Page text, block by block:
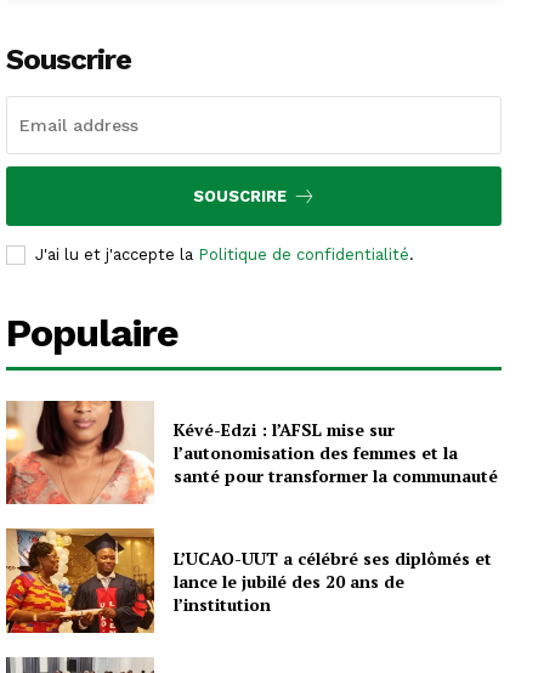
Souscrire
SOUSCRIRE
J'ai lu et j'accepte la Politique de confidentialité.
Populaire
Kévé-Edzi : l’AFSL mise sur
l’autonomisation des femmes et la
santé pour transformer la communauté
L’UCAO-UUT a célébré ses diplômés et
lance le jubilé des 20 ans de
l’institution